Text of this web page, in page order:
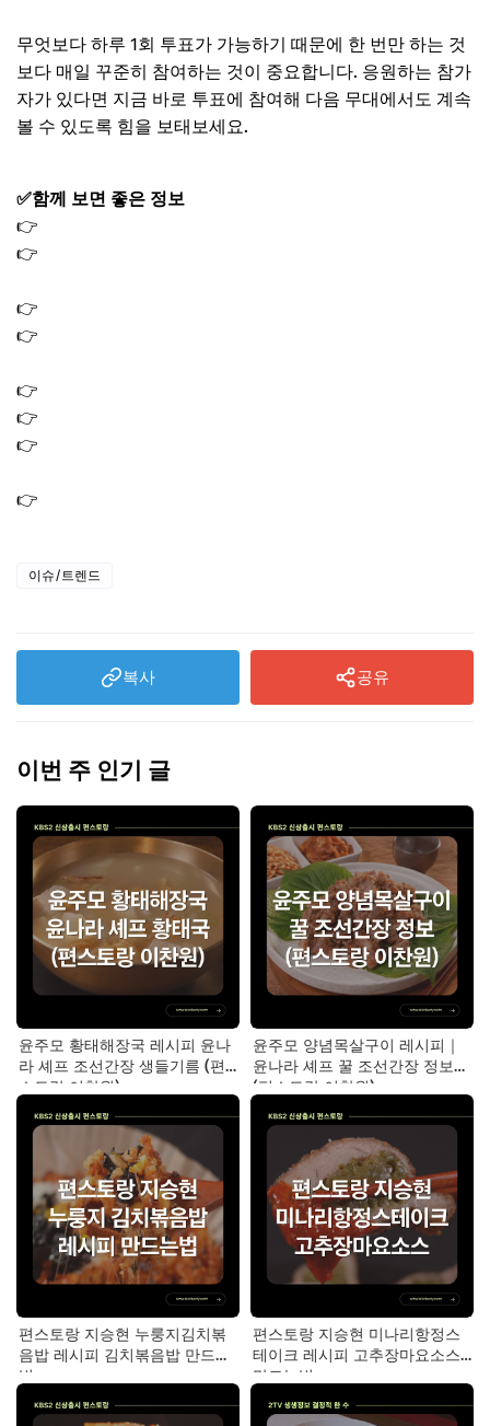
무엇보다 하루 1회 투표가 가능하기 때문에 한 번만 하는 것
보다 매일 꾸준히 참여하는 것이 중요합니다. 응원하는 참가
자가 있다면 지금 바로 투표에 참여해 다음 무대에서도 계속
볼 수 있도록 힘을 보태보세요.
✅함께 보면 좋은 정보
👉
👉
👉
👉
👉
👉
👉
👉
이슈/트렌드
복사 공유
이번 주 인기 글
윤주모 황태해장국 레시피 윤나
라 셰프 조선간장 생들기름 (편
스토랑 이찬원)
윤주모 양념목살구이 레시피｜
윤나라 셰프 꿀 조선간장 정보
(편스토랑 이찬원)
편스토랑 지승현 누룽지김치볶
음밥 레시피 김치볶음밥 만드는
법
편스토랑 지승현 미나리항정스
테이크 레시피 고추장마요소스
만드는법